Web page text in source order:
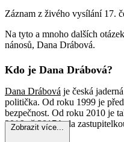
Záznam z živého vysílání 17.
Na tyto a mnoho dalších
nánosů, Dana Drábová.
Kdo je Dana Drábová?
Dana Drábová je česká
politička. Od roku 1999 je
bezpečnost. Od roku 2010 je
2016 až 2017 byla
Zobrazit více...